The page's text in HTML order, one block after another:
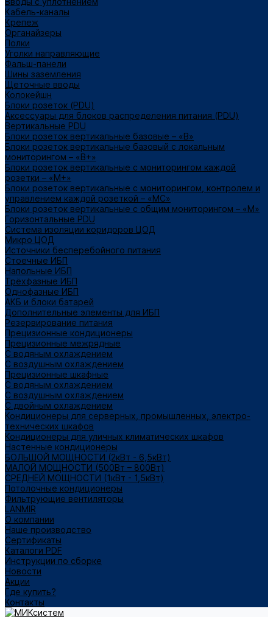
Кабель-каналы
Крепеж
Органайзеры
Полки
Уголки направляющие
Фальш-панели
Шины заземления
Щеточные вводы
Колокейшн
Блоки розеток (PDU)
Аксессуары для блоков распределения питания (PDU)
Вертикальные PDU
Блоки розеток вертикальные базовые – «В»
Блоки розеток вертикальные базовый с локальным
мониторингом – «В+»
Блоки розеток вертикальные с мониторингом каждой
розетки – «М+»
Блоки розеток вертикальные с мониторингом, контролем и
управлением каждой розеткой – «МС»
Блоки розеток вертикальные с общим мониторингом – «М»
Горизонтальные PDU
Система изоляции коридоров ЦОД
Микро ЦОД
Источники бесперебойного питания
Стоечные ИБП
Напольные ИБП
Трёхфазные ИБП
Однофазные ИБП
АКБ и блоки батарей
Дополнительные элементы для ИБП
Резервирование питания
Прецизионные кондиционеры
Прецизионные межрядные
С водяным охлаждением
С воздушным охлаждением
Прецизионные шкафные
С водяным охлаждением
С воздушным охлаждением
С двойным охлаждением
Кондиционеры для серверных, промышленных, электро-
технических шкафов
Кондиционеры для уличных климатических шкафов
Настенные кондиционеры
БОЛЬШОЙ МОЩНОСТИ (2кВт - 6,5кВт)
МАЛОЙ МОЩНОСТИ (500Вт – 800Вт)
СРЕДНЕЙ МОЩНОСТИ (1кВт - 1,5кВт)
Потолочные кондиционеры
Фильтрующие вентиляторы
LANMIR
О компании
Наше производство
Сертификаты
Каталоги PDF
Инструкции по сборке
Новости
Акции
Где купить?
Контакты